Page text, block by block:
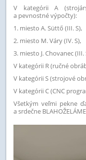
V kategórii A
a pevnostné výpočty):
1. miesto A. Süttő (III. S),
2. miesto M. Váry (IV. S),
3. miesto J. Chovanec (III.
V kategórii R (ručné
V kategórii S (strojové
V kategórii C (CNC
Všetkým veľmi pekne
a srdečne